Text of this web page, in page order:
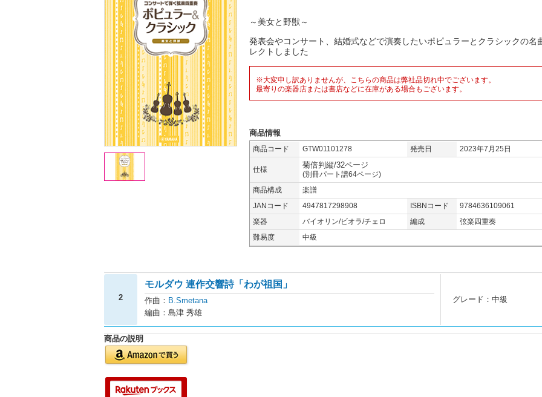
～美女と野獣～
発表会やコンサート、結婚式などで演奏したいポピュラーとクラシックの名
レクトしました
※大変申し訳ありませんが、こちらの商品は弊社品切れ中でございます。
最寄りの楽器店または書店などに在庫がある場合もございます。
商品情報
商品コード GTW01101278 発売日 2023年7月25日
仕様 菊倍判縦/32ページ
(別冊パート譜64ページ)
商品構成
楽譜
JANコード
4947817298908 ISBNコード
9784636109061
楽器
バイオリン/ビオラ/チェロ 編成
弦楽四重奏
難易度
中級
2
モルダウ 連作交響詩「わが祖国」
作曲： B.Smetana
編曲：島津 秀雄
グレード：中級
商品の説明